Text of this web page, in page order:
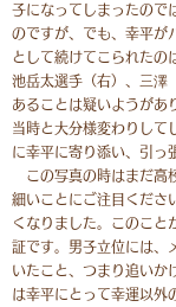
子になってしまったので
のですが、でも、幸平が
として続けてこられたの
池岳太選手（右）、三
あることは疑いようがあ
当時と大分様変わりして
に幸平に寄り添い、引っ
この写真の時はまだ高
細いことにご注目くださ
くなりました。このこと
証です。男子立位には、
いたこと、つまり追いか
は幸平にとって幸運以外